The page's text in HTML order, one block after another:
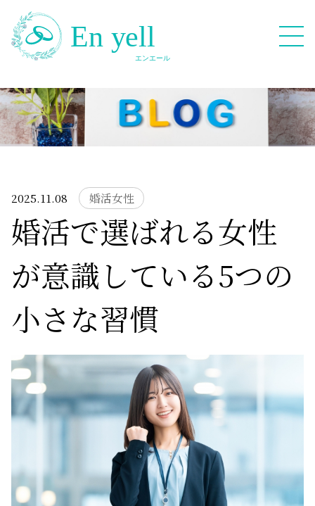
082-909-2380
HOME
ご成婚までの流れ
料金
サービス比較
2025.11.08 婚活女性
婚活で選ばれる女性
が意識している5つの
小さな習慣